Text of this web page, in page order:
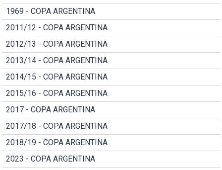
1969 - COPA ARGENTINA
2011/12 - COPA ARGENTINA
2012/13 - COPA ARGENTINA
2013/14 - COPA ARGENTINA
2014/15 - COPA ARGENTINA
2015/16 - COPA ARGENTINA
2017 - COPA ARGENTINA
2017/18 - COPA ARGENTINA
2018/19 - COPA ARGENTINA
2023 - COPA ARGENTINA